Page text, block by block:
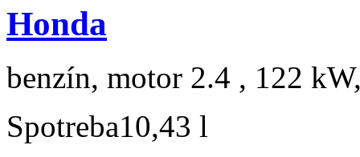
Honda
benzín, motor 2.4 , 122
Spotreba10,43 l